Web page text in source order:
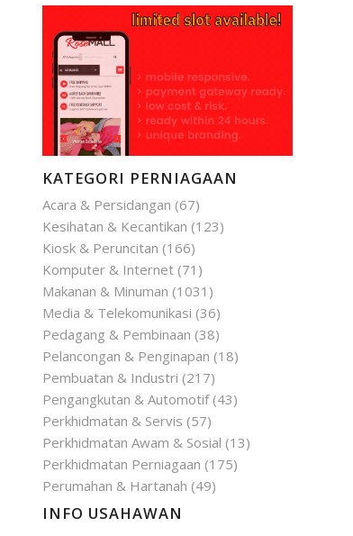
KATEGORI PERNIAGAAN
Acara & Persidangan (67)
Kesihatan & Kecantikan (123)
Kiosk & Peruncitan (166)
Komputer & Internet (71)
Makanan & Minuman (1031)
Media & Telekomunikasi (36)
Pedagang & Pembinaan (38)
Pelancongan & Penginapan (18)
Pembuatan & Industri (217)
Pengangkutan & Automotif(43)
Perkhidmatan & Servis (57)
Perkhidmatan Awam & Sosial (13)
Perkhidmatan Perniagaan (175)
Perumahan & Hartanah (49)
INFO USAHAWAN